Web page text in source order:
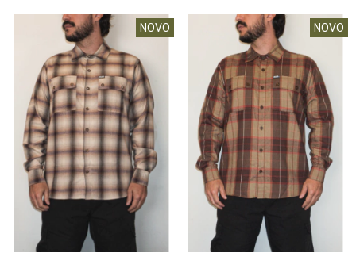
NOVO NOVO